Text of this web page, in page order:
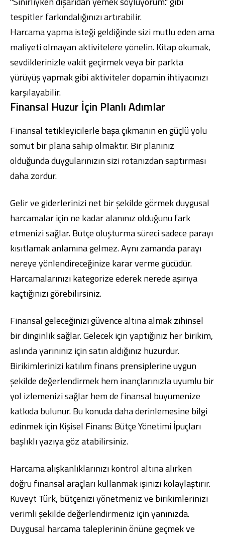
tespitler farkındalığınızı artırabilir.
Harcama yapma isteği geldiğinde sizi mutlu eden ama
maliyeti olmayan aktivitelere yönelin. Kitap okumak,
sevdiklerinizle vakit geçirmek veya bir parkta
yürüyüş yapmak gibi aktiviteler dopamin ihtiyacınızı
karşılayabilir.
Finansal Huzur İçin Planlı Adımlar
Finansal tetikleyicilerle başa çıkmanın en güçlü yolu
somut bir plana sahip olmaktır. Bir planınız
olduğunda duygularınızın sizi rotanızdan saptırması
daha zordur.
Gelir ve giderlerinizi net bir şekilde görmek duygusal
harcamalar için ne kadar alanınız olduğunu fark
etmenizi sağlar. Bütçe oluşturma süreci sadece parayı
kısıtlamak anlamına gelmez. Aynı zamanda parayı
nereye yönlendireceğinize karar verme gücüdür.
Harcamalarınızı kategorize ederek nerede aşırıya
kaçtığınızı görebilirsiniz.
Finansal geleceğinizi güvence altına almak zihinsel
bir dinginlik sağlar. Gelecek için yaptığınız her birikim,
aslında yarınınız için satın aldığınız huzurdur.
Birikimlerinizi katılım finans prensiplerine uygun
şekilde değerlendirmek hem inançlarınızla uyumlu bir
yol izlemenizi sağlar hem de finansal büyümenize
katkıda bulunur. Bu konuda daha derinlemesine bilgi
edinmek içinKişisel Finans: Bütçe Yönetimi İpuçları
başlıklı yazıya göz atabilirsiniz.
Harcama alışkanlıklarınızı kontrol altına alırken
doğru finansal araçları kullanmak işinizi kolaylaştırır.
Kuveyt Türk, bütçenizi yönetmeniz ve birikimlerinizi
verimli şekilde değerlendirmeniz için yanınızda.
Duygusal harcama taleplerinin önüne geçmek ve